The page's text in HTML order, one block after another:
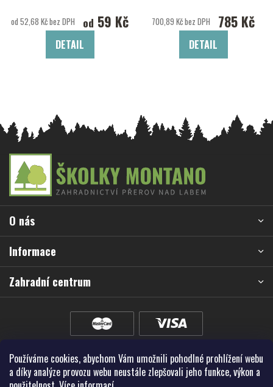
Používáme cookies, abychom Vám umožnili pohodlné prohlížení webu
a díky analýze provozu webu neustále zlepšovali jeho funkce, výkon a
od 52,68 Kč bez DPH od 59 Kč
DETAIL
700,89 Kč bez DPH 785 Kč
DETAIL
a
í
O nás
Informace
Zahradní centrum